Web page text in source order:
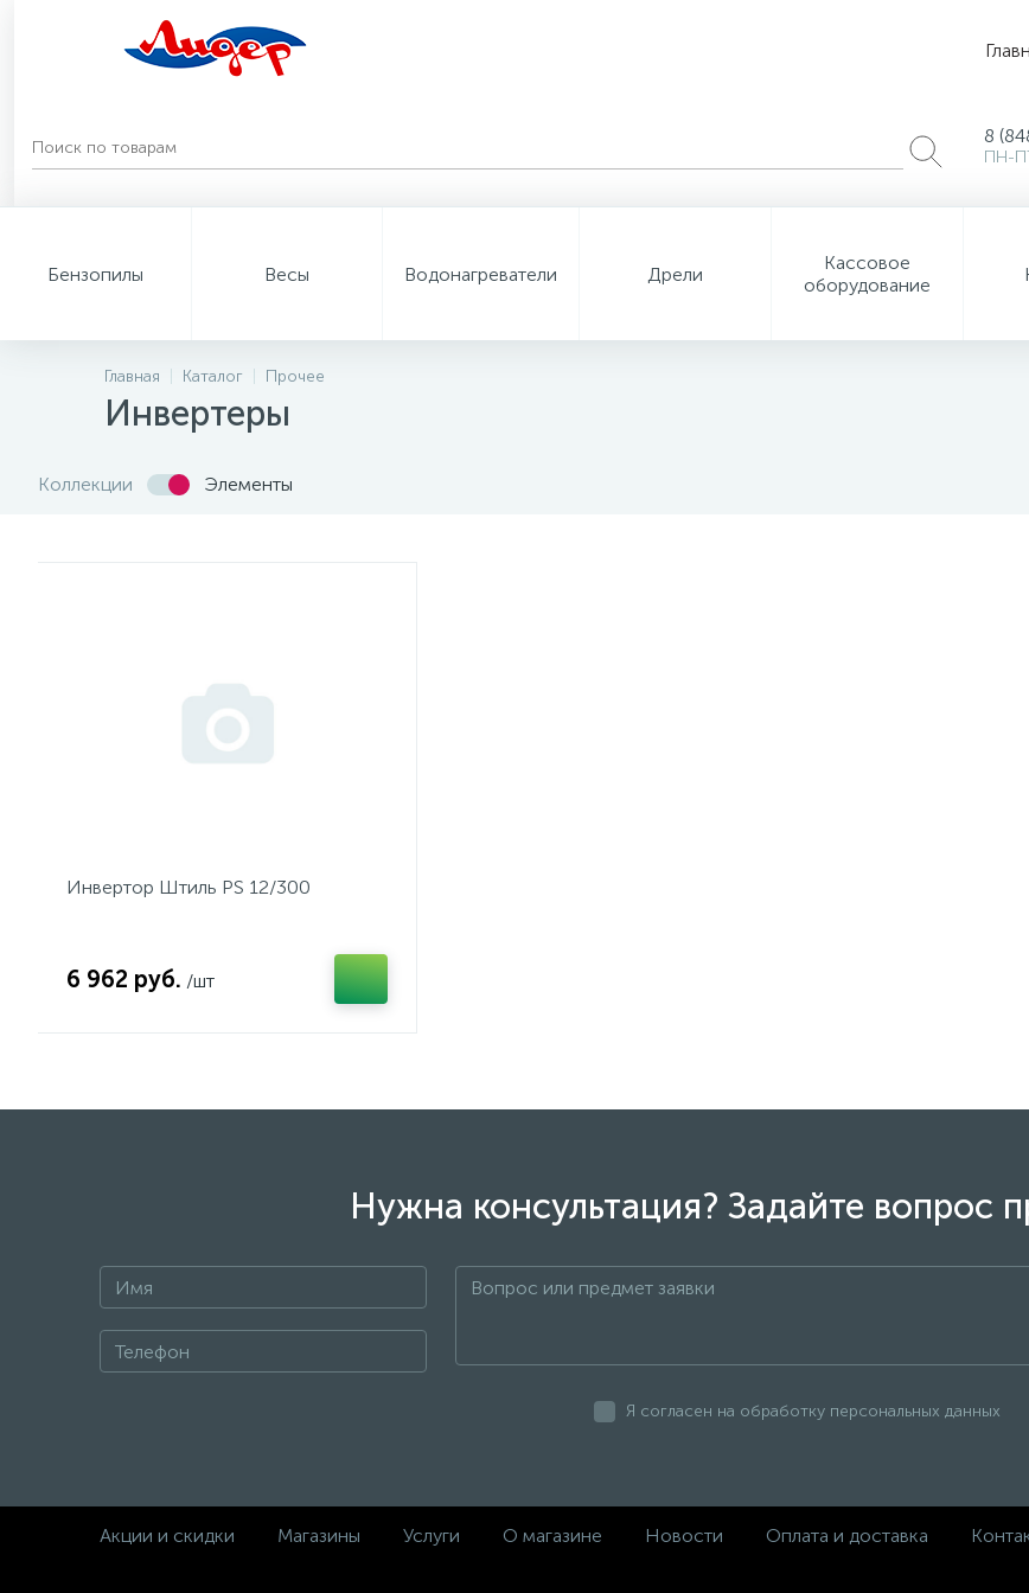
8
ПН-
Бензопилы Весы Водонагреватели Дрели
Кассовое
оборудование
Главная Каталог Прочее
Инвертеры
Коллекции Элементы
Инвертор Штиль PS 12/300
6 962 руб. /шт
Нужна консультация? Задайте вопрос
Я согласен на обработку персональных данных
Акции и скидки Магазины Услуги О магазине Новости Оплата и доставка